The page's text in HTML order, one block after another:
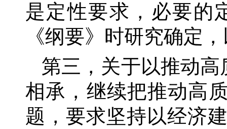
是定性要求，必要的
《纲要》时研究确定
第三，关于以推动
相承，继续把推动高
题，要求坚持以经济